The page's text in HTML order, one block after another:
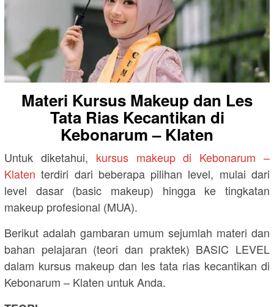
Materi Kursus Makeup dan Les
Tata Rias Kecantikan di
Kebonarum – Klaten
Untuk diketahui, kursus makeup di Kebonarum –
Klaten terdiri dari beberapa pilihan level, mulai dari
level dasar (basic makeup) hingga ke tingkatan
makeup profesional (MUA).
Berikut adalah gambaran umum sejumlah materi dan
bahan pelajaran (teori dan praktek) BASIC LEVEL
dalam kursus makeup dan les tata rias kecantikan di
Kebonarum – Klaten untuk Anda.